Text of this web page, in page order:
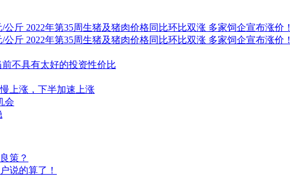
斤 2022年第35周生猪及猪肉价格同比环比双涨 多家饲企宣布涨价！
斤 2022年第35周生猪及猪肉价格同比环比双涨 多家饲企宣布涨价！
不具有太好的投资性价比
上涨，下半加速上涨
会
策？
说的算了！